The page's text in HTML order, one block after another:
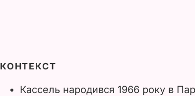
КОНТЕКСТ
Кассель народився 1966 року в